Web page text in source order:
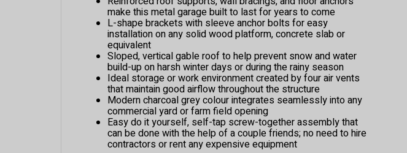
make this metal garage built to last for years to come
L-shape brackets with sleeve anchor bolts for easy
installation on any solid wood platform, concrete slab or
equivalent
Sloped, vertical gable roof to help prevent snow and water
build-up on harsh winter days or during the rainy season
Ideal storage or work environment created by four air vents
that maintain good airflow throughout the structure
Modern charcoal grey colour integrates seamlessly into any
commercial yard or farm field opening
Easy do it yourself, self-tap screw-together assembly that
can be done with the help of a couple friends; no need to hire
contractors or rent any expensive equipment